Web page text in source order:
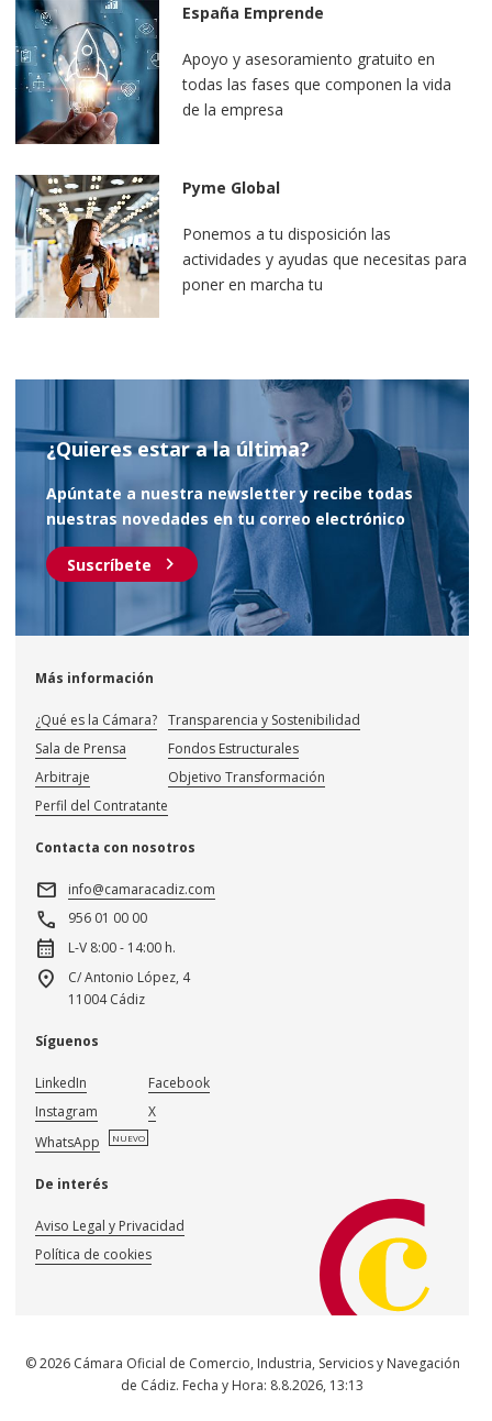
España Emprende
Apoyo y asesoramiento gratuito en
todas las fases que componen la vida
de la empresa
Pyme Global
Ponemos a tu disposición las
actividades y ayudas que necesitas para
poner en marcha tu
¿Quieres estar a la última?
Apúntate a nuestra newsletter y recibe todas
nuestras novedades en tu correo electrónico
Suscríbete chevron_right
Más información
¿Qué es la Cámara?
Sala de Prensa
Arbitraje
Perfil del Contratante
Transparencia y Sostenibilidad
Fondos Estructurales
Objetivo Transformación
Contacta con nosotros
mail info@camaracadiz.com
call 956 01 00 00
calendar_month L-V 8:00 - 14:00 h.
location_on
C/ Antonio López, 4
11004 Cádiz
Síguenos
LinkedIn
Instagram
WhatsApp
NUEVO
Facebook
X
De interés
Aviso Legal y Privacidad
Política de cookies
© 2026 Cámara Oficial de Comercio, Industria, Servicios y Navegación
de Cádiz. Fecha y Hora: 8.8.2026, 13:13